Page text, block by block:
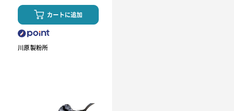
カートに追加
川原製粉所